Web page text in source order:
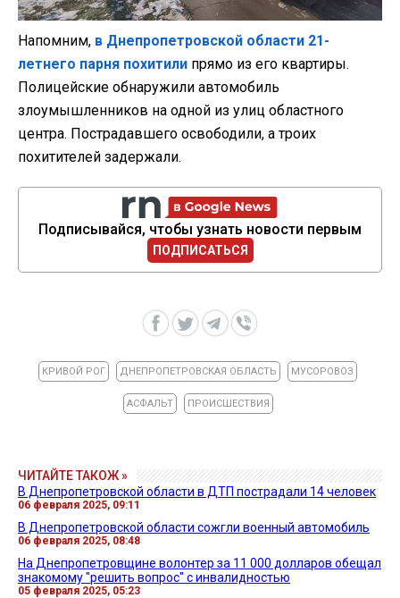
Напомним, в Днепропетровской области 21-
летнего парня похитили прямо из его квартиры.
Полицейские обнаружили автомобиль
злоумышленников на одной из улиц областного
центра. Пострадавшего освободили, а троих
похитителей задержали.
Подписывайся, чтобы узнать новости первым
ПОДПИСАТЬСЯ
КРИВОЙ РОГ ДНЕПРОПЕТРОВСКАЯ ОБЛАСТЬ МУСОРОВОЗ
АСФАЛЬТ ПРОИСШЕСТВИЯ
ЧИТАЙТЕ ТАКОЖ »
В Днепропетровской области в ДТП пострадали 14 человек
06 февраля 2025, 09:11
В Днепропетровской области сожгли военный автомобиль
06 февраля 2025, 08:48
На Днепропетровщине волонтер за 11 000 долларов обещал
знакомому "решить вопрос" с инвалидностью
05 февраля 2025, 05:23